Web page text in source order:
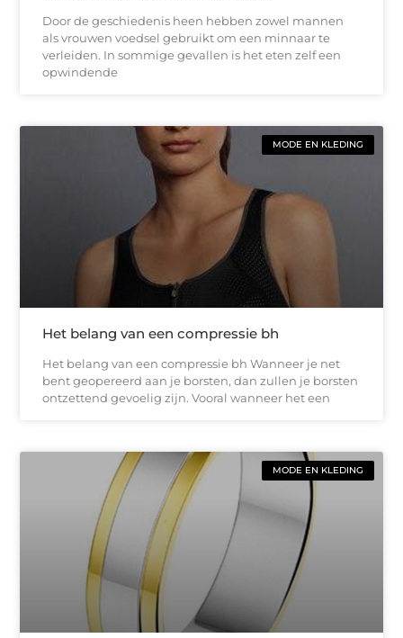
Door de geschiedenis heen hebben zowel mannen
als vrouwen voedsel gebruikt om een minnaar te
verleiden. In sommige gevallen is het eten zelf een
opwindende
MODE EN KLEDING
Het belang van een compressie bh
Het belang van een compressie bh Wanneer je net
bent geopereerd aan je borsten, dan zullen je borsten
ontzettend gevoelig zijn. Vooral wanneer het een
MODE EN KLEDING